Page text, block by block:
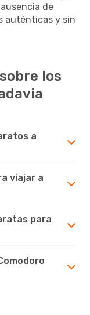
de
auténticas y sin
los
a
viajar a
para